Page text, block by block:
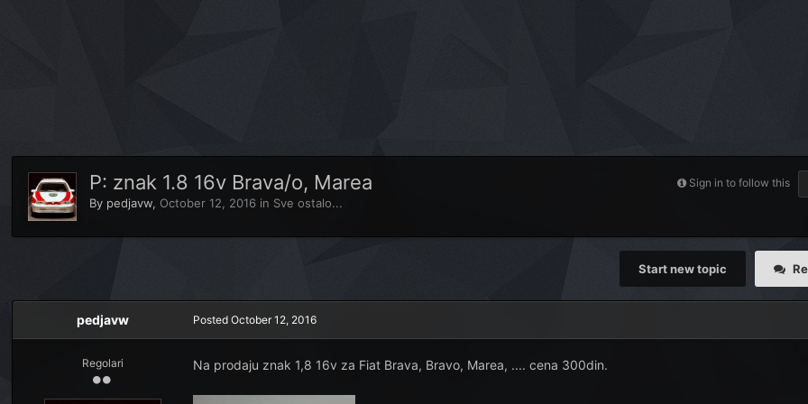
Sign in to follow this
P: znak 1.8 16v Brava/o, Marea
By pedjavw, October 12, 2016 in Sve ostalo...
Start new topic
pedjavw
Regolari
PostedOctober 12, 2016
Na prodaju znak 1,8 16v za Fiat Brava, Bravo, Marea, .... cena 300din.